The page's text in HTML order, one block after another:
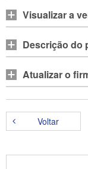
Visualizar a
Descrição do
Atualizar o
Voltar